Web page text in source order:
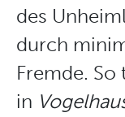
des
durch
Fremde.
in